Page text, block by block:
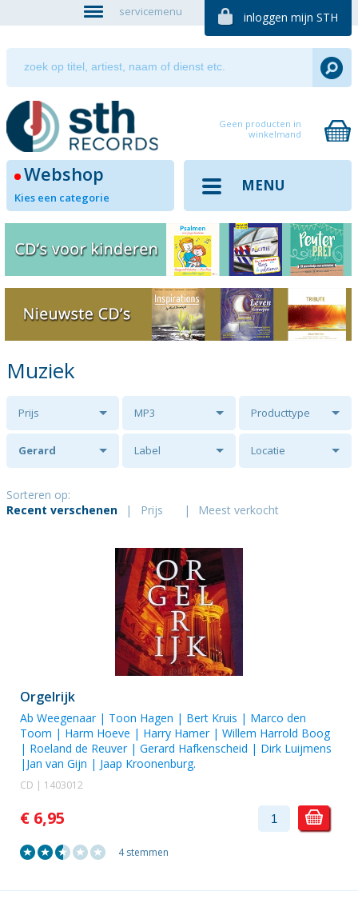
servicemenu inloggen mijn STH
Geen producten in
winkelmand
Webshop
Kies een categorie
MENU
Muziek
Prijs MP3 Producttype
Gerard Label Locatie
Sorteren op:
Recent verschenen
| Prijs | Meest verkocht
Orgelrijk
Ab Weegenaar| Toon Hagen | Bert Kruis | Marco den
Toom | Harm Hoeve | Harry Hamer| Willem Harrold Boog
| Roeland de Reuver| Gerard Hafkenscheid | Dirk Luijmens
| Jan van Gijn | Jaap Kroonenburg.
CD | 1403012
€ 6,95
4 stemmen